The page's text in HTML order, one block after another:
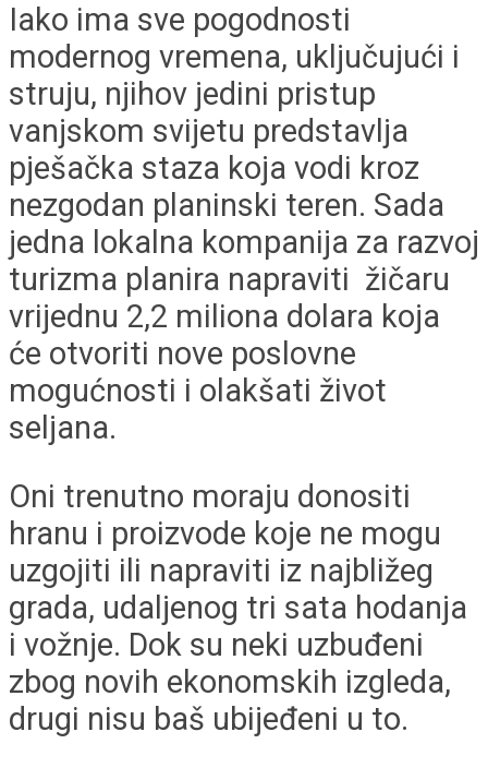
Iako ima sve pogodnosti
modernog vremena, uključujući i
struju, njihov jedini pristup
vanjskom svijetu predstavlja
pješačka staza koja vodi kroz
nezgodan planinski teren. Sada
jedna lokalna kompanija za razvoj
turizma planira napraviti žičaru
vrijednu 2,2 miliona dolara koja
će otvoriti nove poslovne
mogućnosti i olakšati život
seljana.
Oni trenutno moraju donositi
hranu i proizvode koje ne mogu
uzgojiti ili napraviti iz najbližeg
grada, udaljenog tri sata hodanja
i vožnje. Dok su neki uzbuđeni
zbog novih ekonomskih izgleda,
drugi nisu baš ubijeđeni u to.